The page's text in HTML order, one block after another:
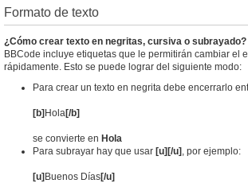
Formato de texto
¿Cómo crear texto en negritas, cursiva o subrayado?
BBCode incluye etiquetas que le permitirán cambiar el
rápidamente. Esto se puede lograr del siguiente modo:
Para crear un texto en negrita debe encerrarlo
[b]Hola[/b]
se convierte en Hola
Para subrayar hay que usar [u][/u] , por ejemplo:
[u]Buenos Días[/u]